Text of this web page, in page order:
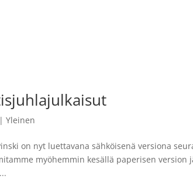
|Yleinen
on nyt luettavana sähköisenä versiona
myöhemmin kesällä paperisen